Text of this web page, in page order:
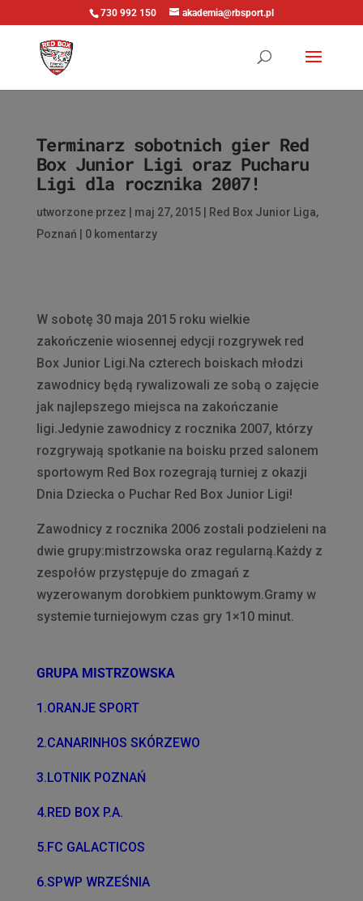
730 992 150 akademia@rbsport.pl
Terminarz sobotnich gier Red
Box Junior Ligi oraz Pucharu
Ligi dla rocznika 2007!
utworzone przez maj 27, 2015| Red Box Junior Liga,
Poznań
0 komentarzy
W sobotę 30 maja 2015 roku wielkie
zakończenie wiosennej edycji rozgrywek red
Box Junior Ligi.Na czterech boiskach młodzi
zawodnicy będą rywalizowali ze sobą o zajęcie
jak najlepszego miejsca na zakończanie
ligi.Jedynie zawodnicy z rocznika 2007, którzy
rozgrywają spotkanie na boisku przed salonem
sportowym Red Box rozegrają turniej z okazji
Dnia Dziecka o Puchar Red Box Junior Ligi!
Zawodnicy z rocznika 2006 zostali podzieleni na
dwie grupy:mistrzowska oraz regularną.Każdy z
zespołów przystępuje do zmagań z
wyzerowanym dorobkiem punktowym.Gramy w
systemie turniejowym czas gry 1×10 minut.
GRUPA MISTRZOWSKA
1.ORANJE SPORT
2.CANARINHOS SKÓRZEWO
3.LOTNIK POZNAŃ
4.RED BOX P.A.
5.FC GALACTICOS
6.SPWP WRZEŚNIA